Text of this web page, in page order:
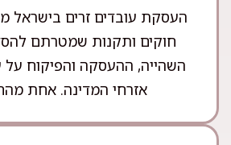
העסקת עובדים זרים בישראל
חוקים ותקנות שמטרתם
השהייה, ההעסקה והפיקוח על
אזרחי המדינה. אחת